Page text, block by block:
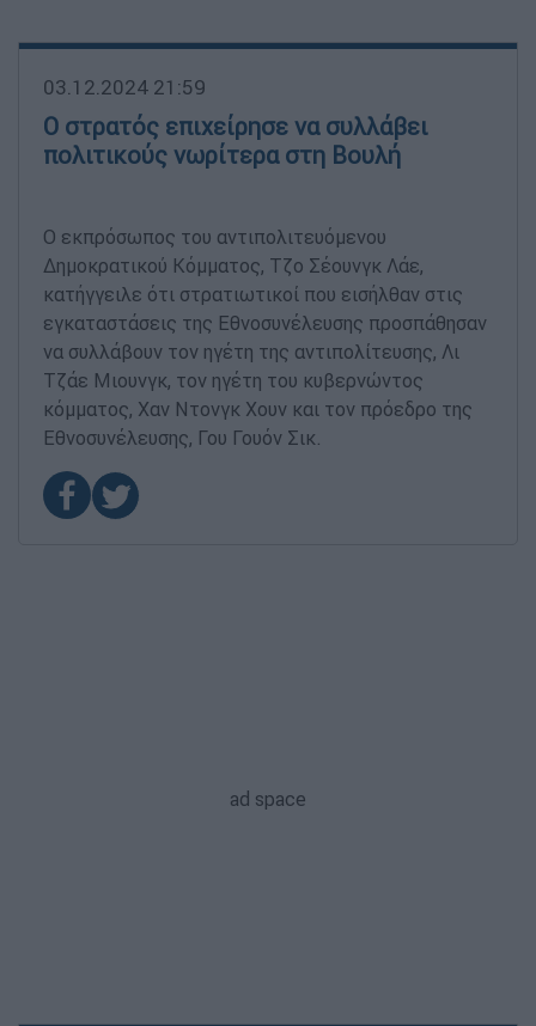
03.12.2024 21:59
Ο στρατός επιχείρησε να συλλάβει
πολιτικούς νωρίτερα στη Βουλή
Ο εκπρόσωπος του αντιπολιτευόμενου
Δημοκρατικού Κόμματος, Τζο Σέουνγκ Λάε,
κατήγγειλε ότι στρατιωτικοί που εισήλθαν στις
εγκαταστάσεις της Εθνοσυνέλευσης προσπάθησαν
να συλλάβουν τον ηγέτη της αντιπολίτευσης, Λι
Τζάε Μιουνγκ, τον ηγέτη του κυβερνώντος
κόμματος, Χαν Ντονγκ Χουν και τον πρόεδρο της
Εθνοσυνέλευσης, Γου Γουόν Σικ.